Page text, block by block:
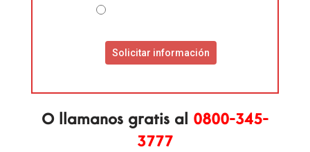
O llamanos gratis al 0800-345-
3777